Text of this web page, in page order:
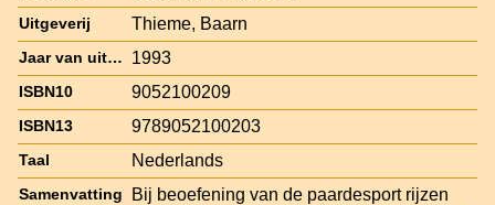
Uitgeverij Thieme, Baarn
Jaar van uitgave 1993
ISBN10 9052100209
ISBN13 9789052100203
Taal Nederlands
Samenvatting
Bij beoefening van de paardesport rijzen